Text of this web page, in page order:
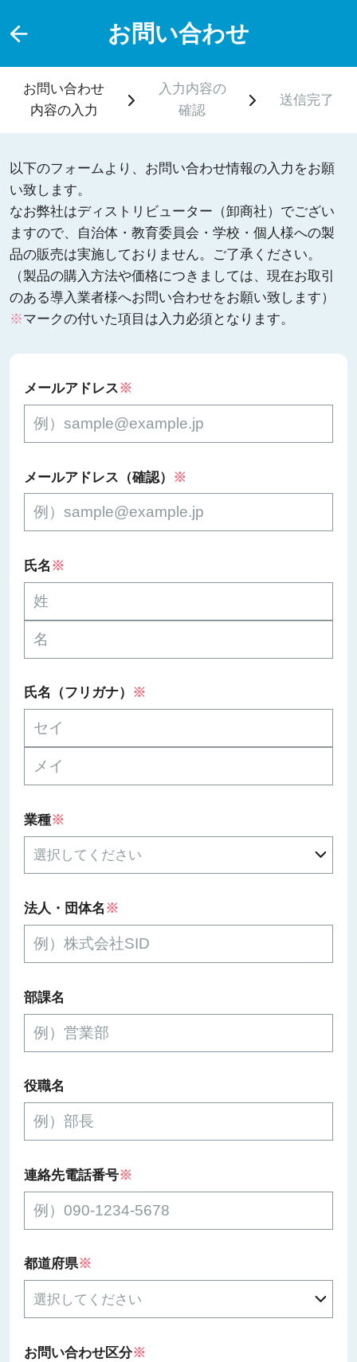
お問い合わせ
お問い合わせ
内容の入力
入力内容の
確認
送信完了
以下のフォームより、お問い合わせ情報の入力をお願
い致します。
なお弊社はディストリビューター（卸商社）でござい
ますので、自治体・教育委員会・学校・個人様への製
品の販売は実施しておりません。ご了承ください。
（製品の購入方法や価格につきましては、現在お取引
のある導入業者様へお問い合わせをお願い致します）
※マークの付いた項目は入力必須となります。
メールアドレス※
メールアドレス（確認） ※
氏名 ※
氏名（フリガナ） ※
業種※
法人・団体名 ※
部課名
役職名
連絡先電話番号※
都道府県※
お問い合わせ区分※